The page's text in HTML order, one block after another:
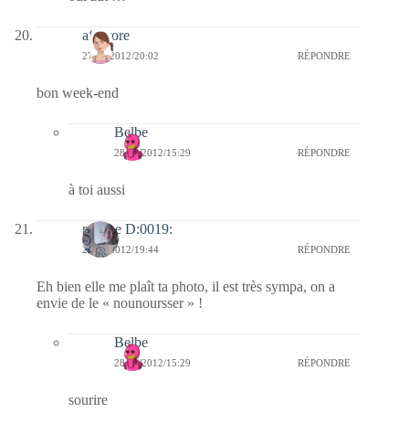
afaurore
27/01/2012/20:02 RÉPONDRE
bon week-end
Belbe
28/01/2012/15:29 RÉPONDRE
à toi aussi
marine D:0019:
27/01/2012/19:44 RÉPONDRE
Eh bien elle me plaît ta photo, il est très sympa, on a
envie de le « nounoursser » !
Belbe
28/01/2012/15:29 RÉPONDRE
sourire